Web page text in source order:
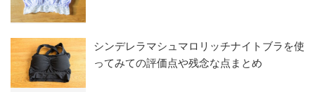
シンデレラマシュマロリッチナイトブラを使
ってみての評価点や残念な点まとめ